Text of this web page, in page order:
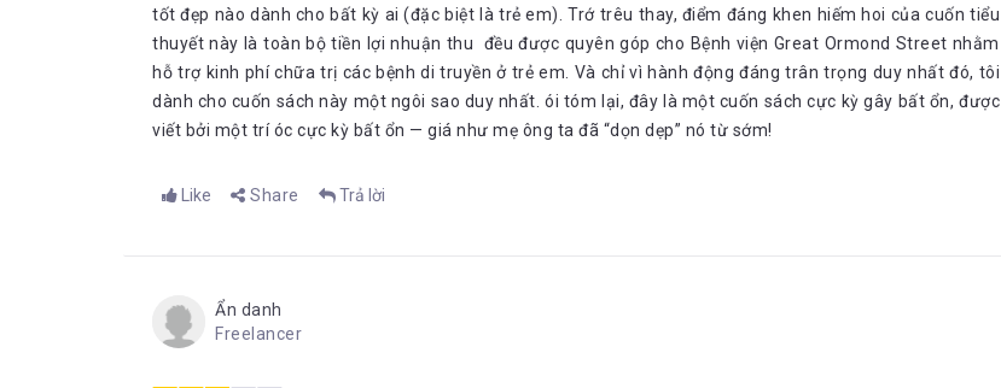
tốt đẹp nào dành cho bất kỳ ai (đặc biệt là trẻ em). Trớ trêu thay, điểm đáng khen hiếm hoi của cuốn tiểu
thuyết này là toàn bộ tiền lợi nhuận thu đều được quyên góp cho Bệnh viện Great Ormond Street nhằm
hỗ trợ kinh phí chữa trị các bệnh di truyền ở trẻ em. Và chỉ vì hành động đáng trân trọng duy nhất đó, tôi
dành cho cuốn sách này một ngôi sao duy nhất. ói tóm lại, đây là một cuốn sách cực kỳ gây bất ổn, được
viết bởi một trí óc cực kỳ bất ổn — giá như mẹ ông ta đã “dọn dẹp” nó từ sớm!
Like Share Trả lời
Ẩn danh
Freelancer